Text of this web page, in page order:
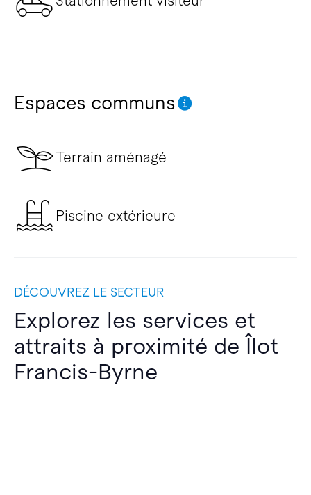
Espaces communs
Terrain aménagé
Piscine extérieure
DÉCOUVREZ LE SECTEUR
Explorez les services et
attraits à proximité de Îlot
Francis-Byrne